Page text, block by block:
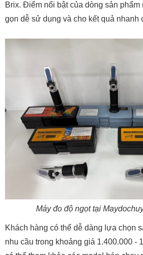
Brix. Điểm nổi bật của dòng sản phẩm
gọn dễ sử dụng và cho kết quả nhanh
Máy đo độ ngọt tại
Khách hàng có thể dễ dàng lựa chọn
nhu cầu trong khoảng giá 1.400.000 -